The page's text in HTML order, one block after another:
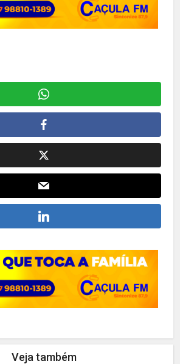
Veja também